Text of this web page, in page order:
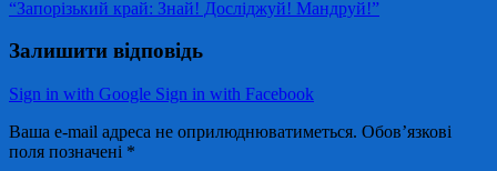
“Запорізький край: Знай! Досліджуй! Мандруй!”
Залишити відповідь
Sign in with Google Sign in with Facebook
Ваша e-mail адреса не оприлюднюватиметься. Обов’язкові
поля позначені *